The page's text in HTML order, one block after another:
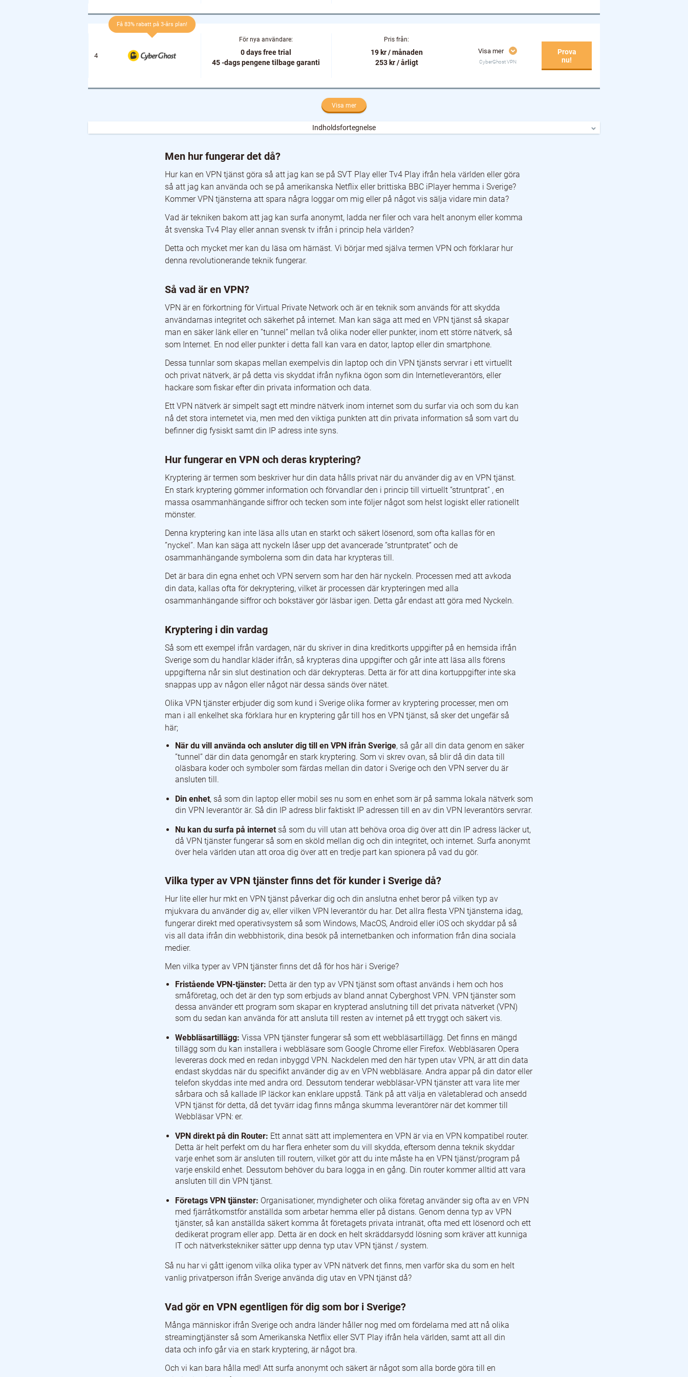
Få 83% rabatt på 3-års plan!
För nya användare:
0 days free trial
45 -dags pengene tilbage garanti
Pris från:
19 kr / månaden
253 kr / årligt
Visa mer
CyberGhost VPN
Prova
nu!
Visa mer
Indholdsfortegnelse
Hur fungerar en VPN och deras kryptering?
Vilka typer av VPN tjänster finns det för kunder i Sverige då?
Vad gör en VPN egentligen för dig som bor i Sverige?
Hur data överförs med och utan en VPN tjänst
Måste man verkligen ha en VPN tjänst eller räcker det enbart med HTTPS?
Skydda dig ifrån din Internetleverantör nyfikna ögon även i Sverige
Vanliga anledningar att använda VPN tjänster
Se på utländska Netflix eller andra streamingtjänster ifrån Sverige
Hur säker är en VPN tjänst egentligen?
Vad kännetecknar en bra VPN tjänst för oss i Sverige?
Få till gång till andra länders Netflix ifrån Sverige
Kom åt SVT Play eller Tv4 Play utomlands med en VPN tjänst för Sverige.
Vilken är den bästa VPN tjänsten för dig i Sverige?
Men hur fungerar det då?
Hur kan en VPN tjänst göra så att jag kan se på SVT Play eller Tv4 Play ifrån hela världen eller göra
så att jag kan använda och se på amerikanska Netflix eller brittiska BBC iPlayer hemma i Sverige?
Kommer VPN tjänsterna att spara några loggar om mig eller på något vis sälja vidare min data?
Vad är tekniken bakom att jag kan surfa anonymt, ladda ner filer och vara helt anonym eller komma
åt svenska Tv4 Play eller annan svensk tv ifrån i princip hela världen?
Detta och mycket mer kan du läsa om härnäst. Vi börjar med själva termen VPN och förklarar hur
denna revolutionerande teknik fungerar.
Så vad är en VPN?
VPN är en förkortning för Virtual Private Network och är en teknik som används för att skydda
användarnas integritet och säkerhet på internet. Man kan säga att med en VPN tjänst så skapar
man en säker länk eller en ”tunnel” mellan två olika noder eller punkter, inom ett större nätverk, så
som Internet. En nod eller punkter i detta fall kan vara en dator, laptop eller din smartphone.
Dessa tunnlar som skapas mellan exempelvis din laptop och din VPN tjänsts servrar i ett virtuellt
och privat nätverk, är på detta vis skyddat ifrån nyfikna ögon som din Internetleverantörs, eller
hackare som fiskar efter din privata information och data.
Ett VPN nätverk är simpelt sagt ett mindre nätverk inom internet som du surfar via och som du kan
nå det stora internetet via, men med den viktiga punkten att din privata information så som vart du
befinner dig fysiskt samt din IP adress inte syns.
Hur fungerar en VPN och deras kryptering?
Kryptering är termen som beskriver hur din data hålls privat när du använder dig av en VPN tjänst.
En stark kryptering gömmer information och förvandlar den i princip till virtuellt ”struntprat” , en
massa osammanhängande siffror och tecken som inte följer något som helst logiskt eller rationellt
mönster.
Denna kryptering kan inte läsa alls utan en starkt och säkert lösenord, som ofta kallas för en
”nyckel”. Man kan säga att nyckeln låser upp det avancerade ”struntpratet” och de
osammanhängande symbolerna som din data har krypteras till.
Det är bara din egna enhet och VPN servern som har den här nyckeln. Processen med att avkoda
din data, kallas ofta för dekryptering, vilket är processen där krypteringen med alla
osammanhängande siffror och bokstäver gör läsbar igen. Detta går endast att göra med Nyckeln.
Kryptering i din vardag
Så som ett exempel ifrån vardagen, när du skriver in dina kreditkorts uppgifter på en hemsida ifrån
Sverige som du handlar kläder ifrån, så krypteras dina uppgifter och går inte att läsa alls förens
uppgifterna når sin slut destination och där dekrypteras. Detta är för att dina kortuppgifter inte ska
snappas upp av någon eller något när dessa sänds över nätet.
Olika VPN tjänster erbjuder dig som kund i Sverige olika former av kryptering processer, men om
man i all enkelhet ska förklara hur en kryptering går till hos en VPN tjänst, så sker det ungefär så
här;
När du vill använda och ansluter dig till en VPN ifrån Sverige, så går all din data genom en säker
”tunnel” där din data genomgår en stark kryptering. Som vi skrev ovan, så blir då din data till
oläsbara koder och symboler som färdas mellan din dator i Sverige och den VPN server du är
ansluten till.
Din enhet, så som din laptop eller mobil ses nu som en enhet som är på samma lokala nätverk som
din VPN leverantör är. Så din IP adress blir faktiskt IP adressen till en av din VPN leverantörs servrar.
Nu kan du surfa på internet så som du vill utan att behöva oroa dig över att din IP adress läcker ut,
då VPN tjänster fungerar så som en sköld mellan dig och din integritet, och internet. Surfa anonymt
över hela världen utan att oroa dig över att en tredje part kan spionera på vad du gör.
Vilka typer av VPN tjänster finns det för kunder i Sverige då?
Hur lite eller hur mkt en VPN tjänst påverkar dig och din anslutna enhet beror på vilken typ av
mjukvara du använder dig av, eller vilken VPN leverantör du har. Det allra flesta VPN tjänsterna idag,
fungerar direkt med operativsystem så som Windows, MacOS, Android eller iOS och skyddar på så
vis all data ifrån din webbhistorik, dina besök på internetbanken och information från dina sociala
medier.
Men vilka typer av VPN tjänster finns det då för hos här i Sverige?
Fristående VPN-tjänster: Detta är den typ av VPN tjänst som oftast används i hem och hos
småföretag, och det är den typ som erbjuds av bland annat Cyberghost VPN. VPN tjänster som
dessa använder ett program som skapar en krypterad anslutning till det privata nätverket (VPN)
som du sedan kan använda för att ansluta till resten av internet på ett tryggt och säkert vis.
Webbläsartillägg: Vissa VPN tjänster fungerar så som ett webbläsartillägg. Det finns en mängd
tillägg som du kan installera i webbläsare som Google Chrome eller Firefox. Webbläsaren Opera
levereras dock med en redan inbyggd VPN. Nackdelen med den här typen utav VPN, är att din data
endast skyddas när du specifikt använder dig av en VPN webbläsare. Andra appar på din dator eller
telefon skyddas inte med andra ord. Dessutom tenderar webbläsar-VPN tjänster att vara lite mer
sårbara och så kallade IP läckor kan enklare uppstå. Tänk på att välja en väletablerad och ansedd
VPN tjänst för detta, då det tyvärr idag finns många skumma leverantörer när det kommer till
Webbläsar VPN: er.
VPN direkt på din Router: Ett annat sätt att implementera en VPN är via en VPN kompatibel router.
Detta är helt perfekt om du har flera enheter som du vill skydda, eftersom denna teknik skyddar
varje enhet som är ansluten till routern, vilket gör att du inte måste ha en VPN tjänst/program på
varje enskild enhet. Dessutom behöver du bara logga in en gång. Din router kommer alltid att vara
ansluten till din VPN tjänst.
Företags VPN tjänster: Organisationer, myndigheter och olika företag använder sig ofta av en VPN
med fjärråtkomstför anställda som arbetar hemma eller på distans. Genom denna typ av VPN
tjänster, så kan anställda säkert komma åt företagets privata intranät, ofta med ett lösenord och ett
dedikerat program eller app. Detta är en dock en helt skräddarsydd lösning som kräver att kunniga
IT och nätverkstekniker sätter upp denna typ utav VPN tjänst / system.
Så nu har vi gått igenom vilka olika typer av VPN nätverk det finns, men varför ska du som en helt
vanlig privatperson ifrån Sverige använda dig utav en VPN tjänst då?
Vad gör en VPN egentligen för dig som bor i Sverige?
Många människor ifrån Sverige och andra länder håller nog med om fördelarna med att nå olika
streamingtjänster så som Amerikanska Netflix eller SVT Play ifrån hela världen, samt att all din
data och info går via en stark kryptering, är något bra.
Och vi kan bara hålla med! Att surfa anonymt och säkert är något som alla borde göra till en